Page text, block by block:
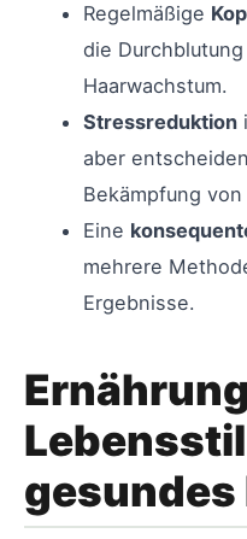
Regelmäßige
die
Haarwachstum.
Stressreduktion
aber
Bekämpfung von
Eine
mehrere
Ergebnisse.
gesundes